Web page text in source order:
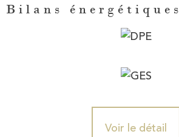
Bilans énergétiques
Voir le détail